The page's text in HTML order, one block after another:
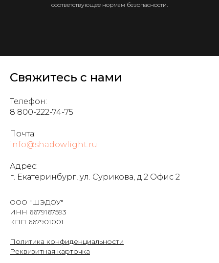
соответствующее нормам безопасности.
Свяжитесь с нами
Телефон:
8 800-222-74-75
Почта:
info@shadowlight.ru
Адрес:
г. Екатеринбург, ул. Сурикова, д.2 Офис 2
ООО "ШЭДОУ"
ИНН 6679167593
КПП 667901001
Политика конфиденциальности
Реквизитная карточка